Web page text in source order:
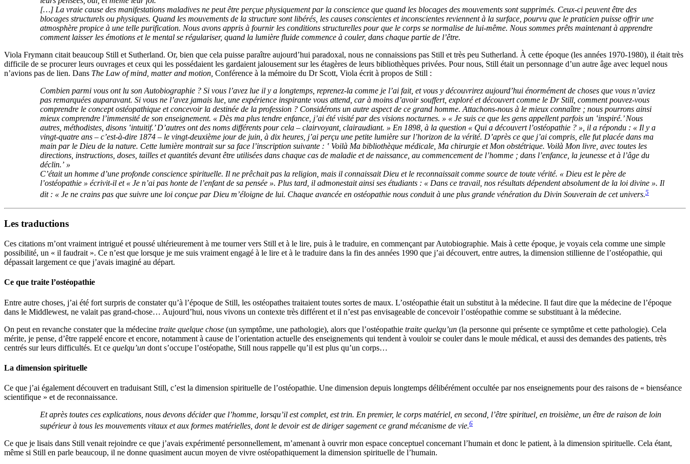
[…] La vraie cause des manifestations maladives ne peut être perçue physiquement par la conscience que quand les blocages des mouvements sont supprimés. Ceux-ci peuvent être des
blocages structurels ou physiques. Quand les mouvements de la structure sont libérés, les causes conscientes et inconscientes reviennent à la surface, pourvu que le praticien puisse offrir une
atmosphère propice à une telle purification. Nous avons appris à fournir les conditions structurelles pour que le corps se normalise de lui-même. Nous sommes prêts maintenant à apprendre
comment laisser les émotions et le mental se régulariser, quand la lumière fluide commence à couler, dans chaque partie de l’être.
Viola Frymann citait beaucoup Still et Sutherland. Or, bien que cela puisse paraître aujourd’hui paradoxal, nous ne connaissions pas Still et très peu Sutherland. À cette époque (les années 1970-1980), il était très
difficile de se procurer leurs ouvrages et ceux qui les possédaient les gardaient jalousement sur les étagères de leurs bibliothèques privées. Pour nous, Still était un personnage d’un autre âge avec lequel nous
n’avions pas de lien. Dans The Law of mind, matter and motion, Conférence à la mémoire du Dr Scott, Viola écrit à propos de Still :
Combien parmi vous ont lu son Autobiographie ? Si vous l’avez lue il y a longtemps, reprenez-la comme je l’ai fait, et vous y découvrirez aujourd’hui énormément de choses que vous n’aviez
pas remarquées auparavant. Si vous ne l’avez jamais lue, une expérience inspirante vous attend, car à moins d’avoir souffert, exploré et découvert comme le Dr Still, comment pouvez-vous
comprendre le concept ostéopathique et concevoir la destinée de la profession ? Considérons un autre aspect de ce grand homme. Attachons-nous à le mieux connaître ; nous pourrons ainsi
mieux comprendre l’immensité de son enseignement. « Dès ma plus tendre enfance, j’ai été visité par des visions nocturnes. » « Je suis ce que les gens appellent parfois un ‛inspiré.’ Nous
autres, méthodistes, disons ‛intuitif.’ D’autres ont des noms différents pour cela – clairvoyant, clairaudiant. » En 1898, à la question « Qui a découvert l’ostéopathie ? », il a répondu : « Il y a
vingt-quatre ans – c’est-à-dire 1874 – le vingt-deuxième jour de juin, à dix heures, j’ai perçu une petite lumière sur l’horizon de la vérité. D’après ce que j’ai compris, elle fut placée dans ma
main par le Dieu de la nature. Cette lumière montrait sur sa face l’inscription suivante : ‛ Voilà Ma bibliothèque médicale, Ma chirurgie et Mon obstétrique. Voilà Mon livre, avec toutes les
directions, instructions, doses, tailles et quantités devant être utilisées dans chaque cas de maladie et de naissance, au com­mencement de l’homme ; dans l’enfance, la jeunesse et à l’âge du
déclin.’ »
C’était un homme d’une profonde conscience spirituelle. Il ne prêchait pas la religion, mais il connaissait Dieu et le reconnaissait comme source de toute vérité. « Dieu est le père de
l’ostéopathie » écrivit-il et « Je n’ai pas honte de l’enfant de sa pensée ». Plus tard, il admonestait ainsi ses étudiants : « Dans ce travail, nos résultats dépendent absolument de la loi divine ». Il
dit : « Je ne crains pas que suivre une loi conçue par Dieu m’éloigne de lui. Chaque avancée en ostéopathie nous conduit à une plus grande vénération du Divin Souverain de cet univers.5
Les traductions
Ces citations m’ont vraiment intrigué et poussé ultérieurement à me tourner vers Still et à le lire, puis à le traduire, en commençant par Autobiographie. Mais à cette époque, je voyais cela comme une simple
possibilité, un « il faudrait ». Ce n’est que lorsque je me suis vraiment engagé à le lire et à le traduire dans la fin des années 1990 que j’ai découvert, entre autres, la dimension stillienne de l’ostéopathie, qui
dépassait largement ce que j’avais imaginé au départ.
Ce que traite l’ostéopathie
Entre autre choses, j’ai été fort surpris de constater qu’à l’époque de Still, les ostéopathes traitaient toutes sortes de maux. L’ostéopathie était un substitut à la médecine. Il faut dire que la médecine de l’époque
dans le Middlewest, ne valait pas grand-chose… Aujourd’hui, nous vivons un contexte très différent et il n’est pas envisageable de concevoir l’ostéopathie comme se substituant à la médecine.
On peut en revanche constater que la médecine traite quelque chose (un symptôme, une pathologie), alors que l’ostéopathie traite quelqu’un (la personne qui présente ce symptôme et cette pathologie). Cela
mérite, je pense, d’être rappelé encore et encore, notamment à cause de l’orientation actuelle des enseignements qui tendent à vouloir se couler dans le moule médical, et aussi des demandes des patients, très
centrés sur leurs difficultés. Et ce quelqu’un dont s’occupe l’ostéopathe, Still nous rappelle qu’il est plus qu’un corps…
La dimension spirituelle
Ce que j’ai également découvert en traduisant Still, c’est la dimension spirituelle de l’ostéopathie. Une dimension depuis longtemps délibérément occultée par nos enseignements pour des raisons de « bienséance
scientifique » et de reconnaissance.
Et après toutes ces explications, nous devons décider que l’homme, lorsqu’il est complet, est trin. En premier, le corps matériel, en second, l’être spirituel, en troisième, un être de raison de loin
supérieur à tous les mouvements vitaux et aux formes matérielles, dont le devoir est de diriger sagement ce grand mécanisme de vie.6
Ce que je lisais dans Still venait rejoindre ce que j’avais expérimenté personnellement, m’amenant à ouvrir mon espace conceptuel concernant l’humain et donc le patient, à la dimension spirituelle. Cela étant,
même si Still en parle beaucoup, il ne donne quasiment aucun moyen de vivre ostéopathiquement la dimension spirituelle de l’humain.